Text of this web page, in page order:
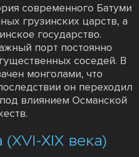
современного Батуми
грузинских царств, а
государство.
порт постоянно
соседей. В
монголами, что
он переходил
влиянием Османской
XIX века)